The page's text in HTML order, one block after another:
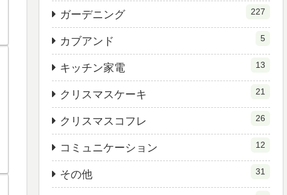
ガーデニング 227
カブアンド 5
キッチン家電 13
クリスマスケーキ 21
クリスマスコフレ 26
コミュニケーション 12
その他 31